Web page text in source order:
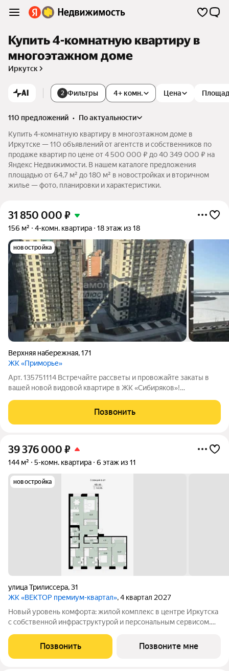
Купить 4-комнатную квартиру в
многоэтажном доме
Иркутск
AI 2 Фильтры 4+ комн. Цена
110 предложений •
по актуальности
Купить 4-комнатную квартиру в многоэтажном доме в
Иркутске — 110 объявлений от агентств и собственников по
продаже квартир по цене от 4 500 000 ₽ до 40 349 000 ₽ на
Яндекс Недвижимости. В нашем каталоге предложения
площадью от 64,7 м² до 180 м² в новостройках и вторичном
жилье — фото, планировки и характеристики.
31 850 000 ₽
156 м² 4-комн. квартира 18 этаж из 18
новостройка
Верхняя набережная,171
ЖК «Приморье»
Арт. 135751114 Встречайте рассветы и провожайте закаты в
вашей новой видовой квартире в ЖК «Сибиряков»!
квартиру, где каждый день будет начинаться и заканчиваться
под впечатлением от захватывающих
Позвонить
39 376 000 ₽
144 м² 5-комн. квартира 6 этаж из 11
новостройка
улица Трилиссера,31
ЖК «ВЕКТОР премиум-квартал», 4 квартал 2027
Новый уровень комфорта: жилой комплекс в центре Иркутска
с собственной инфраструктурой и персональным сервисом.
ваше приватное частное пространство комфортно граничит с
продуманной
Позвонить Позвоните мне